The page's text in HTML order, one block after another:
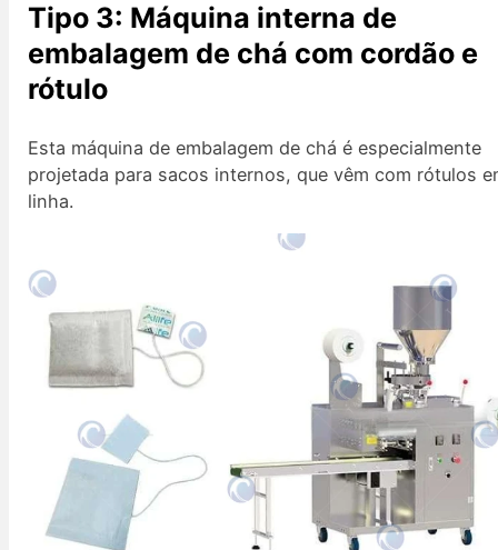
Tipo 3: Máquina interna de
embalagem de chá com cordão e
rótulo
Esta máquina de embalagem de chá é especialmente
projetada para sacos internos, que vêm com rótulos
linha.